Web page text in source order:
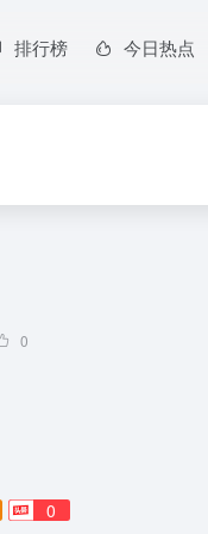
排行榜 今日热点
0
0